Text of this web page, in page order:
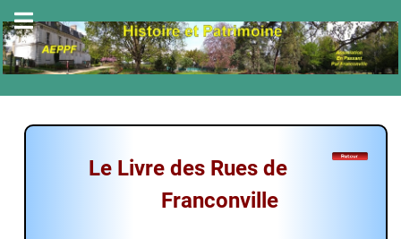
Le Livre des Rues de
Franconville